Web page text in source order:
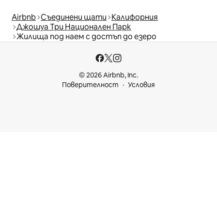
Airbnb Съединени щати Калифорния
Джошуа Три Национален Парк
Жилища под наем с достъп до езеро
© 2026 Airbnb, Inc.
Поверителност
Условия